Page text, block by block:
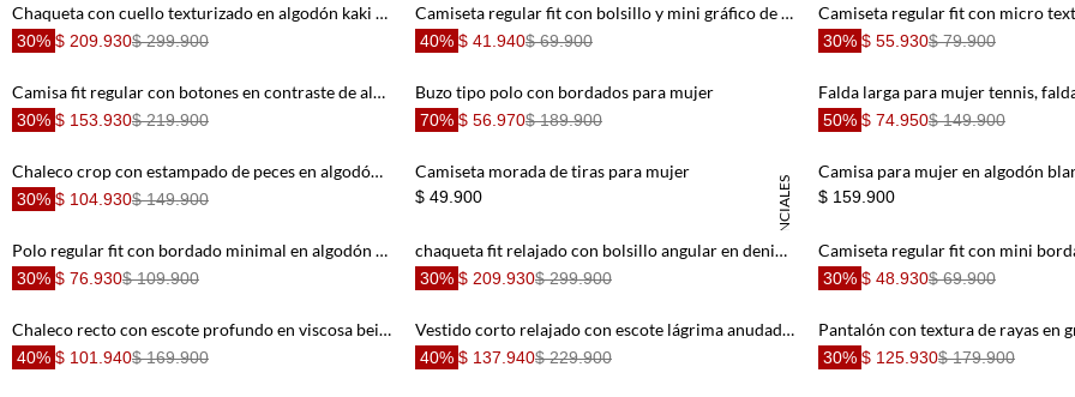
Chaqueta con cuello texturizado en algodón kaki para hombre
30% $ 209.930$ 299.900
Camiseta regular fit con bolsillo y mini gráfico de algodón blanco para hombre
40% $ 41.940$ 69.900 30% $ 55.930$ 79.900
Camisa fit regular con botones en contraste de algodón blanco para hombre
30% $ 153.930$ 219.900
Buzo tipo polo con bordados para mujer
70% $ 56.970$ 189.900 50% $ 74.950$ 149.900
Chaleco crop con estampado de peces en algodón naranja para mujer
30% $ 104.930$ 149.900 ESENCIALES
Camiseta morada de tiras para mujer
$ 49.900 $ 159.900
Polo regular fit con bordado minimal en algodón azul para hombre
30% $ 76.930$ 109.900
chaqueta fit relajado con bolsillo angular en denim para hombre
30% $ 209.930$ 299.900 30% $ 48.930$ 69.900
Chaleco recto con escote profundo en viscosa beige para mujer
40% $ 101.940$ 169.900
Vestido corto relajado con escote lágrima anudado en verde oliva para mujer
40% $ 137.940$ 229.900 30% $ 125.930$ 179.900